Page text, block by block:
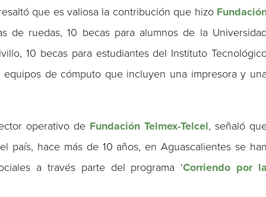
que es valiosa la contribución que hizo
de ruedas, 10 becas para alumnos de la
10 becas para estudiantes del Instituto
de cómputo que incluyen una impresora y
operativo de Fundación Telmex-Telcel, señaló
país, hace más de 10 años, en Aguascalientes se
a través parte del programa ‘Corriendo por